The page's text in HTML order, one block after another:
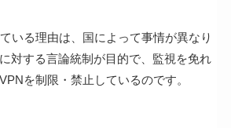
いる理由は、国によって事情が異なり
対する言論統制が目的で、監視を免れ
を制限・禁止しているのです。